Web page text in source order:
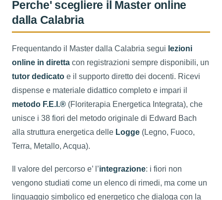
Perche' scegliere il Master online
dalla Calabria
Frequentando il Master dalla Calabria segui lezioni
online in diretta con registrazioni sempre disponibili, un
tutor dedicato e il supporto diretto dei docenti. Ricevi
dispense e materiale didattico completo e impari il
metodo F.E.I.® (Floriterapia Energetica Integrata), che
unisce i 38 fiori del metodo originale di Edward Bach
alla struttura energetica delle Logge (Legno, Fuoco,
Terra, Metallo, Acqua).
Il valore del percorso e’ l’integrazione: i fiori non
vengono studiati come un elenco di rimedi, ma come un
linguaggio simbolico ed energetico che dialoga con la